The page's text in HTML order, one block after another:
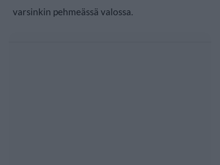
varsinkin pehmeässä valossa.